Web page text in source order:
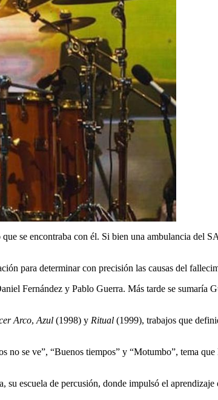
se encontraba con él. Si bien una ambulancia del
para determinar con precisión las causas del
Fernández y Pablo Guerra. Más tarde se sumaría
Arco, Azul (1998) y Ritual (1999), trabajos que
se ve”, “Buenos tiempos” y “Motumbo”, tema que
escuela de percusión, donde impulsó el